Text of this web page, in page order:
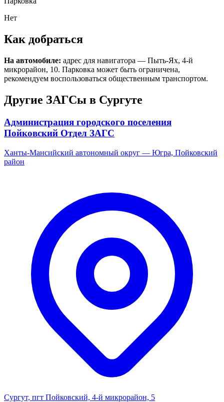
Нет
Как добраться
На автомобиле: адрес для навигатора — Пыть-Ях, 4-й
микрорайон, 10. Парковка может быть ограничена,
рекомендуем воспользоваться общественным транспортом.
Другие ЗАГСы в Сургуте
Администрация городского поселения
Пойковский Отдел ЗАГС
Ханты-Мансийский автономный округ — Югра, Пойковский
район
Сургут, пгт Пойковский, 4-й микрорайон, 5